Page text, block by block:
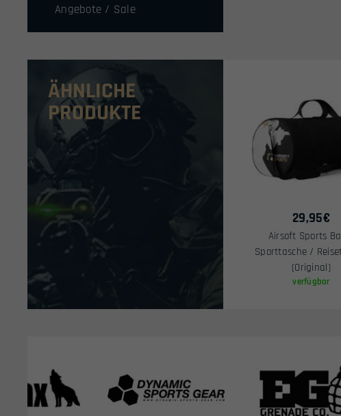
Angebote / Sale
ÄHNLICHE
PRODUKTE
29,95€
Airsoft Sports
Sporttasche /
(Original)
verfügbar